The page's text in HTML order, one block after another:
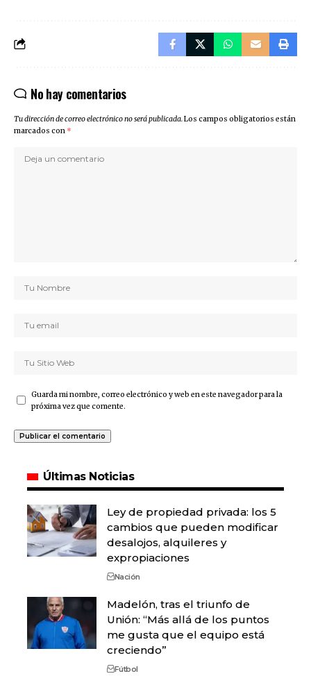
No hay comentarios
Tu dirección de correo electrónico no será publicada.Los campos obligatorios están
marcados con *
Guarda mi nombre, correo electrónico y web en este navegador para la
próxima vez que comente.
Últimas Noticias
Ley de propiedad privada: los 5
cambios que pueden modificar
desalojos, alquileres y
expropiaciones
Nación
Madelón, tras el triunfo de
Unión: “Más allá de los puntos
me gusta que el equipo está
creciendo”
Fútbol